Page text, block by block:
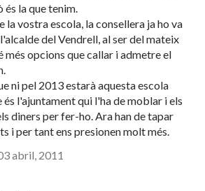
és la que tenim.
la vostra escola, la consellera ja ho va
del Vendrell, al ser del mateix
més opcions que callar i admetre el
ni pel 2013 estarà aquesta escola
és l'ajuntament qui l'ha de moblar i els
diners per fer-ho. Ara han de tapar
i per tant ens presionen molt més.
abril, 2011